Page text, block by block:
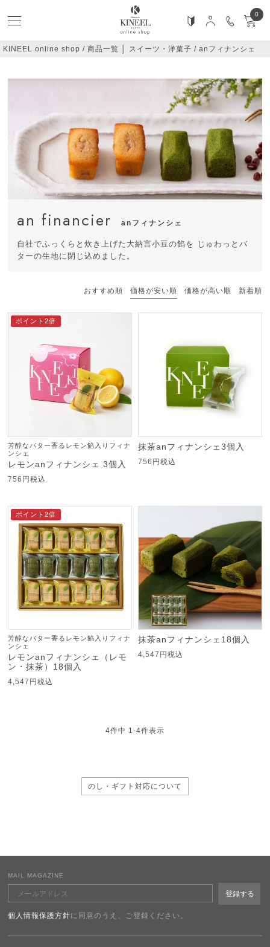
0
KINEEL online shop 商品一覧 │ スイーツ・洋菓子 anフィナンシェ
an financier anフィナンシェ
自社でふっくらと炊き上げた大納言小豆の餡を
じゅわっとバ
ターの生地に閉じ込めました。
おすすめ順 価格が安い順 価格が高い順 新着順
ポイント2倍
芳醇なバター香るレモン餡入りフィナ
ンシェ
レモンanフィナンシェ 3個入
756 税込
抹茶anフィナンシェ3個入
756 税込
ポイント2倍
芳醇なバター香るレモン餡入りフィナ
ンシェ
レモンanフィナンシェ（レモ
ン・抹茶）18個入
4,547 税込
抹茶anフィナンシェ18個入
4,547 税込
4件中 1-4件表示
のし・ギフト対応について
MAIL MAGAZINE
個人情報保護方針に同意のうえ、ご登録ください。